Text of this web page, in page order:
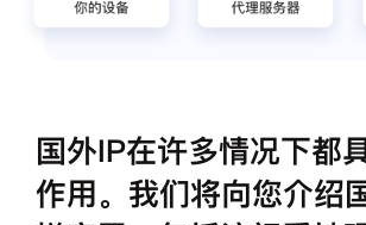
国外IP在许多情况下都
作用。我们将向您介绍